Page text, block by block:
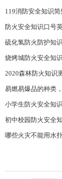
119消防安全知识简
防火安全知识口号
小学生防火安全知